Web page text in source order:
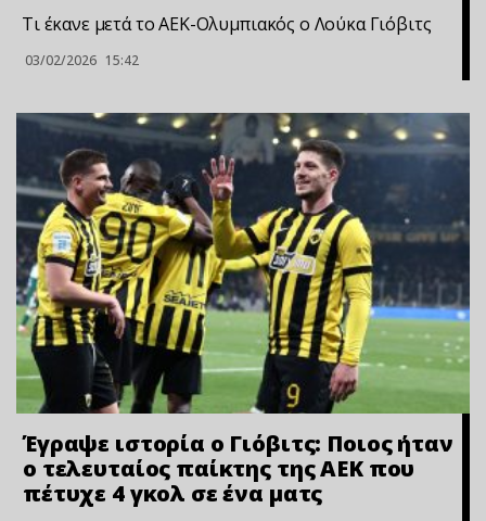
Τι έκανε μετά το ΑΕΚ-Ολυμπιακός ο Λούκα Γιόβιτς
03/02/2026 15:42
Έγραψε ιστορία ο Γιόβιτς: Ποιος ήταν
ο τελευταίος παίκτης της ΑΕΚ που
πέτυχε 4 γκολ σε ένα ματς